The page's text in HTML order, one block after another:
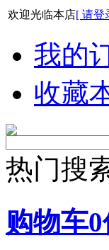
欢迎光临本店[ 请登
我的
收藏
热门搜
购物车0